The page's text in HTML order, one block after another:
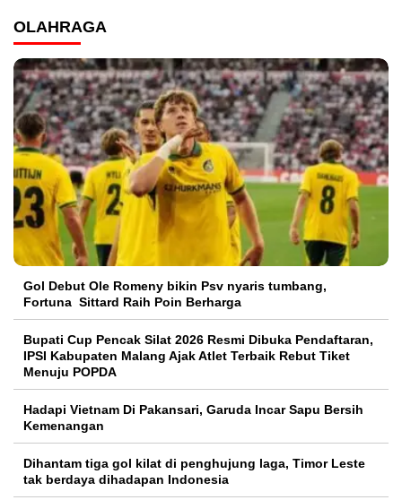
OLAHRAGA
Gol Debut Ole Romeny bikin Psv nyaris tumbang,
Fortuna Sittard Raih Poin Berharga
Bupati Cup Pencak Silat 2026 Resmi Dibuka Pendaftaran,
IPSI Kabupaten Malang Ajak Atlet Terbaik Rebut Tiket
Menuju POPDA
Hadapi Vietnam Di Pakansari, Garuda Incar Sapu Bersih
Kemenangan
Dihantam tiga gol kilat di penghujung laga, Timor Leste
tak berdaya dihadapan Indonesia